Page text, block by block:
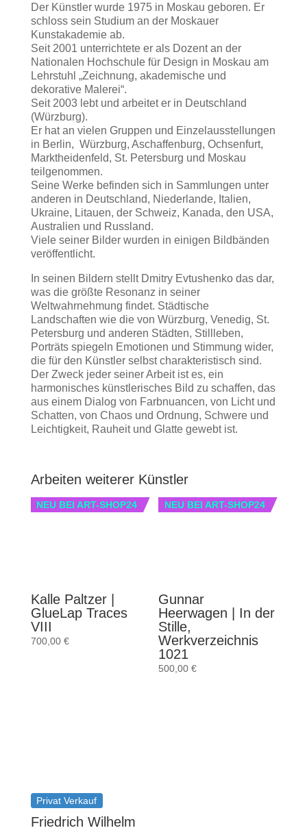
Der Künstler wurde 1975 in Moskau geboren. Er
schloss sein Studium an der Moskauer
Kunstakademie ab.
Seit 2001 unterrichtete er als Dozent an der
Nationalen Hochschule für Design in Moskau am
Lehrstuhl „Zeichnung, akademische und
dekorative Malerei“.
Seit 2003 lebt und arbeitet er in Deutschland
(Würzburg).
Er hat an vielen Gruppen und Einzelausstellungen
in Berlin, Würzburg, Aschaffenburg, Ochsenfurt,
Marktheidenfeld, St. Petersburg und Moskau
teilgenommen.
Seine Werke befinden sich in Sammlungen unter
anderen in Deutschland, Niederlande, Italien,
Ukraine, Litauen, der Schweiz, Kanada, den USA,
Australien und Russland.
Viele seiner Bilder wurden in einigen Bildbänden
veröffentlicht.
In seinen Bildern stellt Dmitry Evtushenko das dar,
was die größte Resonanz in seiner
Weltwahrnehmung findet. Städtische
Landschaften wie die von Würzburg, Venedig, St.
Petersburg und anderen Städten, Stillleben,
Porträts spiegeln Emotionen und Stimmung wider,
die für den Künstler selbst charakteristisch sind.
Der Zweck jeder seiner Arbeit ist es, ein
harmonisches künstlerisches Bild zu schaffen, das
aus einem Dialog von Farbnuancen, von Licht und
Schatten, von Chaos und Ordnung, Schwere und
Leichtigkeit, Rauheit und Glatte gewebt ist.
Arbeiten weiterer Künstler
NEU BEI ART-SHOP24
Kalle Paltzer |
GlueLap Traces
VIII
700,00 €
NEU BEI ART-SHOP24
Gunnar
Heerwagen | In der
Stille,
Werkverzeichnis
1021
500,00€
Privat Verkauf
Friedrich Wilhelm